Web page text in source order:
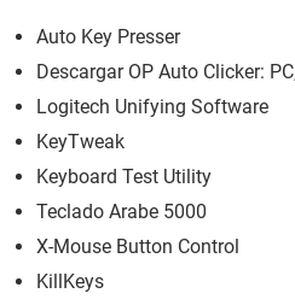
Auto Key Presser
Descargar OP Auto Clicker:
Logitech Unifying Software
KeyTweak
Keyboard Test Utility
Teclado Arabe 5000
X-Mouse Button Control
KillKeys